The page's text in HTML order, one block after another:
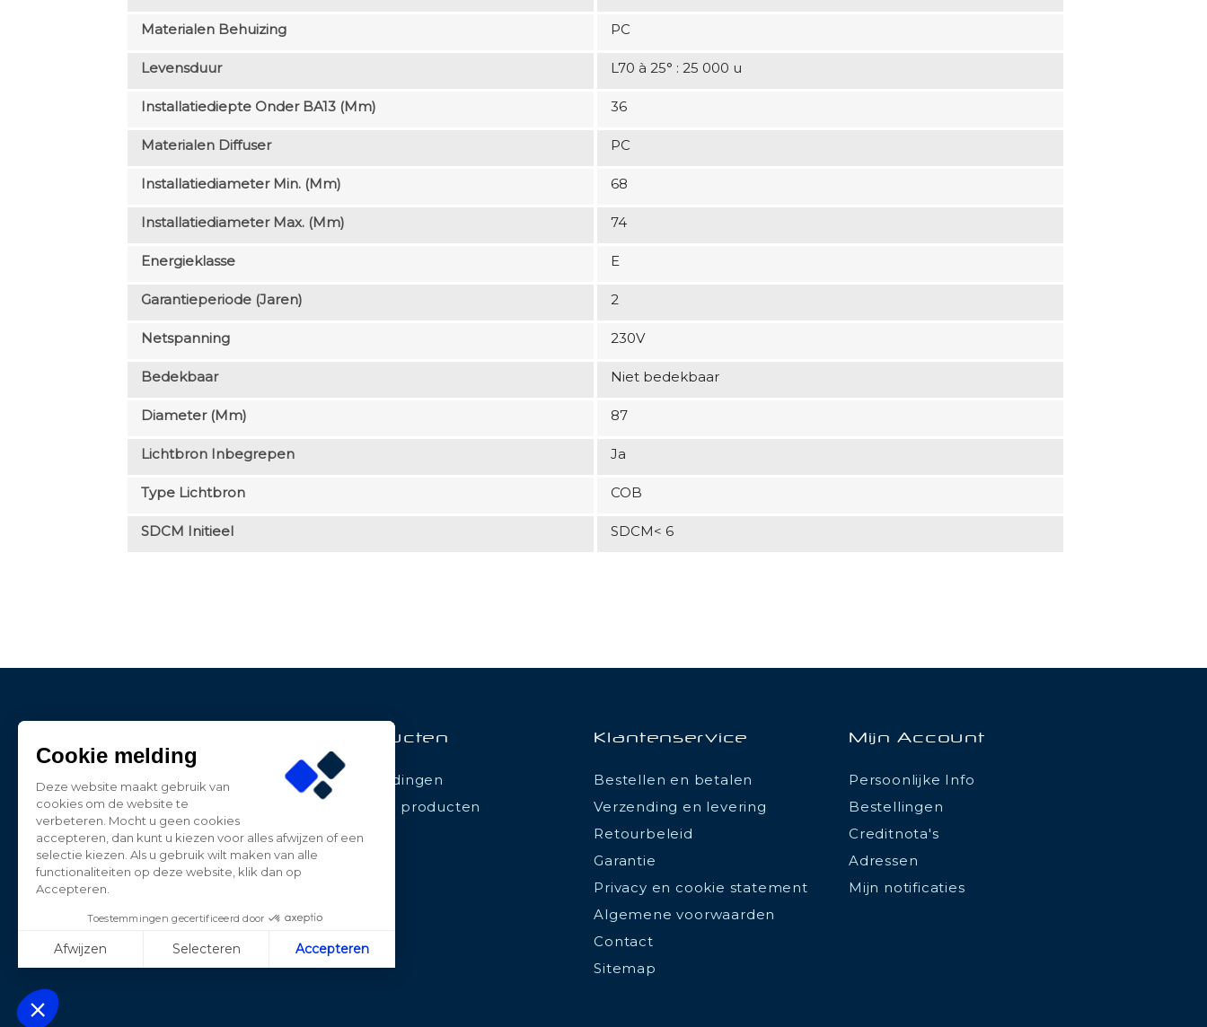
Materialen Behuizing PC
Levensduur L70 à 25° : 25 000 u
Installatiediepte Onder BA13 (mm) 36
Materialen Diffuser PC
Installatiediameter Min. (mm) 68
Installatiediameter Max. (mm) 74
Energieklasse E
Garantieperiode (jaren) 2
Netspanning 230V
Bedekbaar Niet bedekbaar
Diameter (mm) 87
Lichtbron Inbegrepen Ja
Type Lichtbron COB
SDCM Initieel SDCM< 6
Dwarsweg 27
3181 HP Rozenburg
Nederland
0181-787885
contact@beledpro.nl
Producten
Aanbiedingen
Nieuwe producten
Klantenservice
Bestellen en betalen
Verzending en levering
Retourbeleid
Garantie
Privacy en cookie statement
Algemene voorwaarden
Contact
Sitemap
Mijn Account
Persoonlijke Info
Bestellingen
Creditnota's
Adressen
Mijn notificaties
Cookie melding
Deze website maakt gebruik van
cookies om de website te
verbeteren. Mocht u geen cookies
accepteren, dan kunt u kiezen voor alles afwijzen of een
selectie kiezen. Als u gebruik wilt maken van alle
functionaliteiten op deze website, klik dan op
Accepteren.
Toestemmingen gecertificeerd door
Afwijzen Selecteren Accepteren
Notre plateforme vous permet d'adapter et de gérer vos paramètres de confidentialité, en garantissant la conformité avec les réglementations. Personnalisez vos préférences pour contrôler la manière